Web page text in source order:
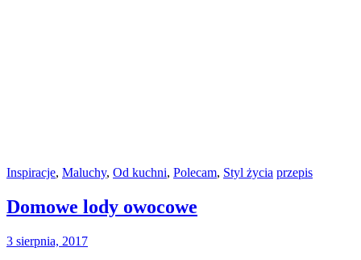
Inspiracje, Maluchy, Od kuchni, Polecam, Styl życia przepis
Domowe lody owocowe
3 sierpnia, 2017